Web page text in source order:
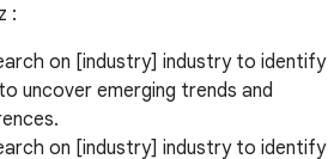
:
on [industry] industry to identify
uncover emerging trends and
on [industry] industry to identify